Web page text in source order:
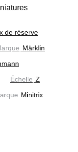
de réserve
Märklin
Échelle Z
Minitrix